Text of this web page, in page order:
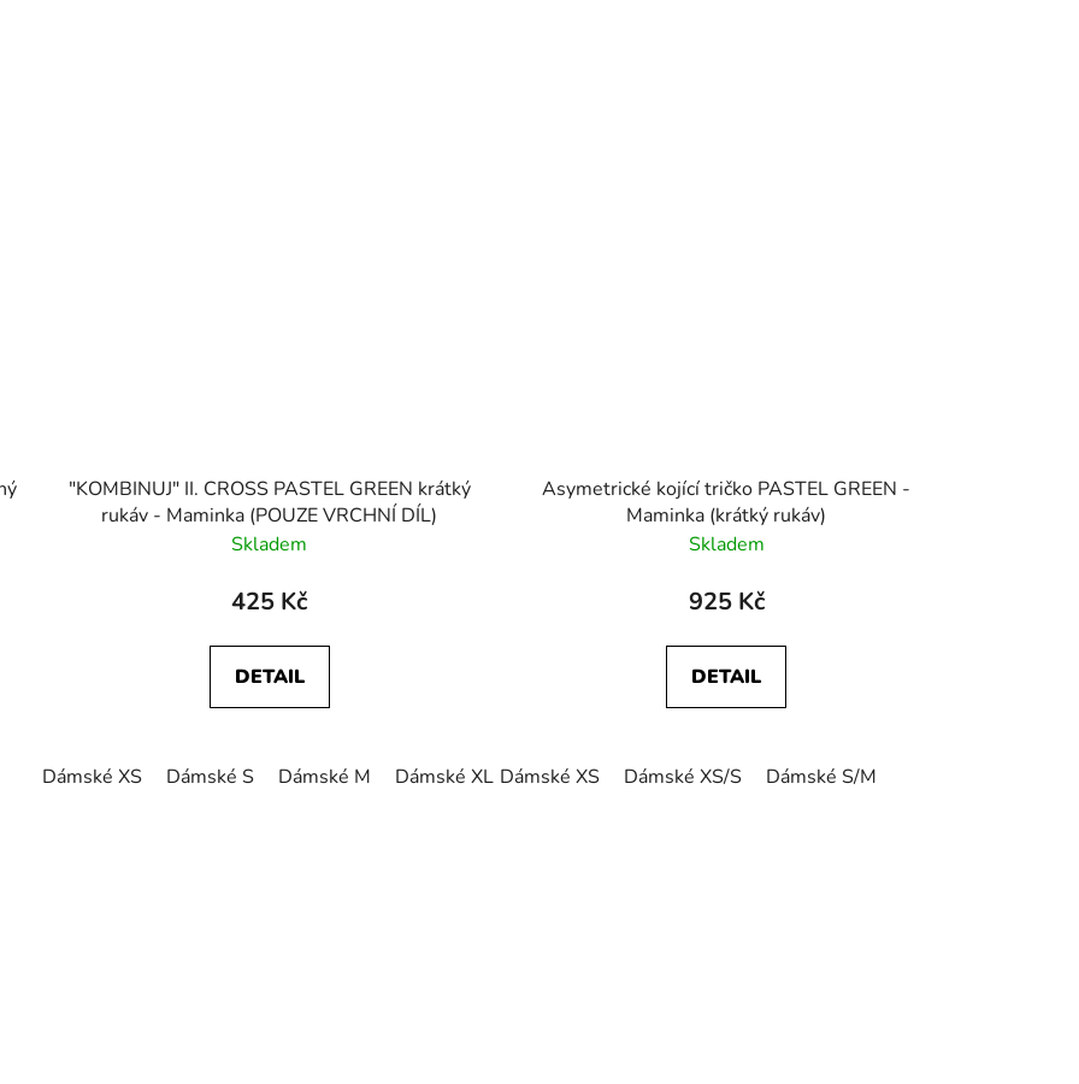
"KOMBINUJ" II. CROSS PASTEL GREEN krátký
rukáv - Maminka (POUZE VRCHNÍ DÍL)
Skladem
425 Kč
DETAIL
Dámské XS Dámské S Dámské M Dámské XL
Asymetrické kojící tričko PASTEL GREEN -
Maminka (krátký rukáv)
Skladem
925 Kč
DETAIL
Dámské XS Dámské XS/S Dámské S/M